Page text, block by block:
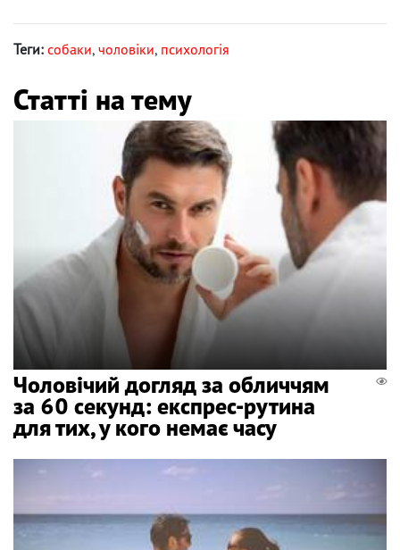
Теги: собаки, чоловіки, психологія
Статті на тему
Чоловічий догляд за обличчям
за 60 секунд: експрес-рутина
для тих, у кого немає часу